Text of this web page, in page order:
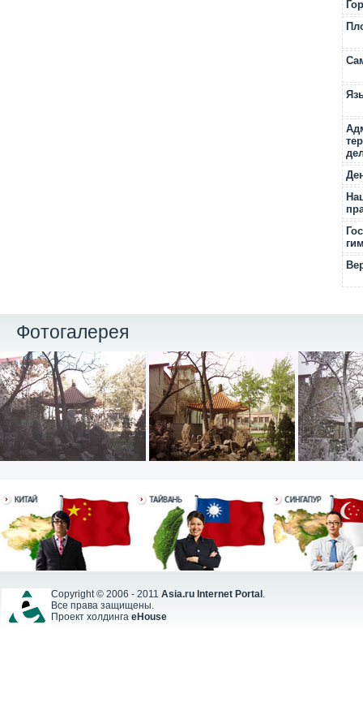
Фотогалерея
Copyright © 2006 - 2011 Asia.ru Internet Portal .
Все права защищены.
Проект холдинга eHouse